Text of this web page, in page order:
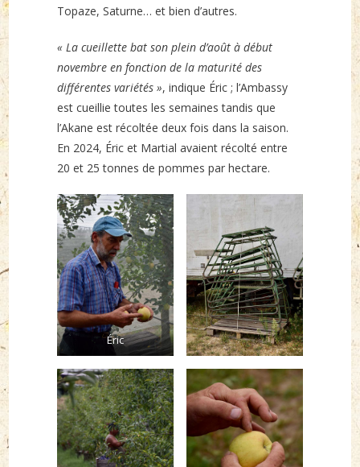
Topaze, Saturne… et bien d’autres.
« La cueillette bat son plein d’août à début
novembre en fonction de la maturité des
différentes variétés », indique Éric ; l’Ambassy
est cueillie toutes les semaines tandis que
l’Akane est récoltée deux fois dans la saison.
En 2024, Éric et Martial avaient récolté entre
20 et 25 tonnes de pommes par hectare.
Éric